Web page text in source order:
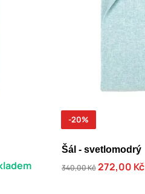
-20%
Šál - svetlomodrý
340,00 Kč272,00 Kč